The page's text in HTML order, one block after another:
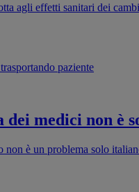
agli effetti sanitari dei
dei medici non è
non è un problema solo